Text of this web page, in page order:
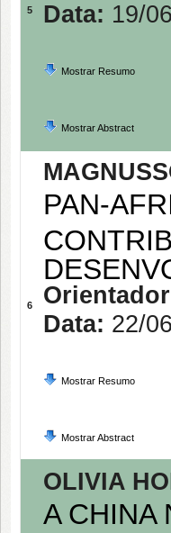
5
Data: 19/
Mostrar Resumo
Mostrar Abstract
6
PAN-
Data: 22/
Mostrar Resumo
Mostrar Abstract
OLIVIA
A CHINA